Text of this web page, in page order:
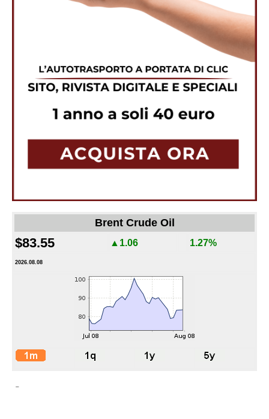
Brent Crude Oil
$83.55 ▲1.06 1.27%
2026.08.08
-